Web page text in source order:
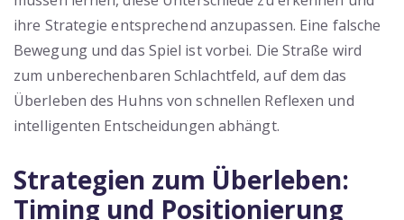
ihre Strategie entsprechend anzupassen. Eine falsche
Bewegung und das Spiel ist vorbei. Die Straße wird
zum unberechenbaren Schlachtfeld, auf dem das
Überleben des Huhns von schnellen Reflexen und
intelligenten Entscheidungen abhängt.
Strategien zum Überleben:
Timing und Positionierung